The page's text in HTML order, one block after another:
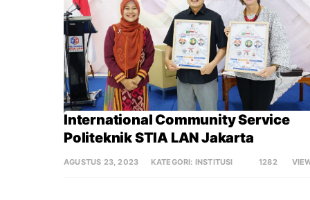
International Community Service
Politeknik STIA LAN Jakarta
AGUSTUS 23, 2023 KATEGORI: INSTITUSI 1282